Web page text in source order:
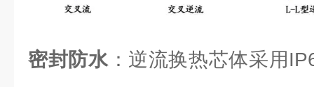
密封防水：逆流换热芯体采用